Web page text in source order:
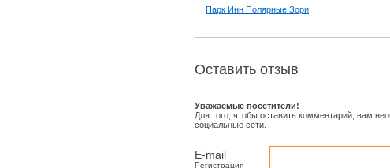
Парк Инн Полярные Зори
Оставить отзыв
Уважаемые посетители!
Для того, чтобы оставить комментарий, вам
социальные сети.
E-mail
Регистрация